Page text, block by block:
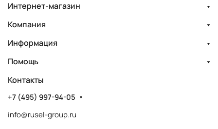
Интернет-магазин
Компания
Информация
Помощь
Контакты
+7 (495) 997-94-05
info@rusel-group.ru